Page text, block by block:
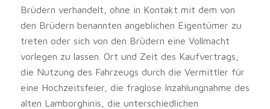
Brüdern verhandelt, ohne in Kontakt mit dem von
den Brüdern benannten angeblichen Eigentümer zu
treten oder sich von den Brüdern eine Vollmacht
vorlegen zu lassen. Ort und Zeit des Kaufvertrags,
die Nutzung des Fahrzeugs durch die Vermittler für
eine Hochzeitsfeier, die fraglose Inzahlungnahme des
alten Lamborghinis, die unterschiedlichen